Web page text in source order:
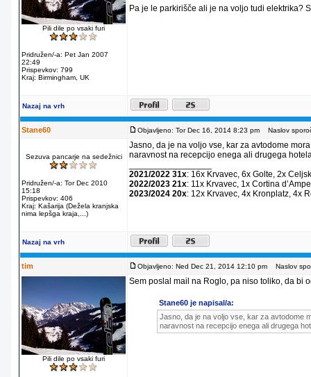
Pili dile po vsaki furi
Pridružen/-a: Pet Jan 2007
22:49
Prispevkov: 799
Kraj: Birmingham, UK
Pa je le parkirišče ali je na voljo tudi elektrika?
Nazaj na vrh
Stane60 Objavljeno: Tor Dec 16, 2014 8:23 pm Naslov
Sezuva pancarje na sedežnici
Pridružen/-a: Tor Dec 2010
15:18
Prispevkov: 406
Kraj: Kašarija (Dežela kranjska
nima lepšga kraja,...)
Jasno, da je na voljo vse, kar za avtodome
naravnost na recepcijo enega ali drugega
2021/2022 31x: 16x Krvavec, 6x Golte, 2x
2022/2023 21x: 11x Krvavec, 1x Cortina
2023/2024 20x: 12x Krvavec, 4x Kronplatz, 4x
Nazaj na vrh
tim Objavljeno: Ned Dec 21, 2014 12:10 pm Naslov
Pili dile po vsaki furi
Sem poslal mail na Roglo, pa niso toliko, da bi
Stane60 je napisal/a:
Jasno, da je na voljo vse, kar za avtodome
naravnost na recepcijo enega ali drugega